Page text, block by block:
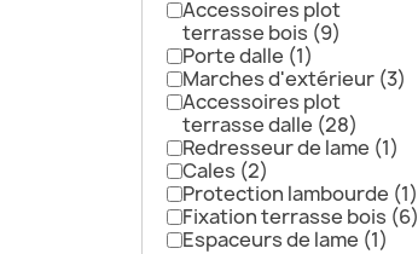
Accessoires plot
terrasse bois (9)
Porte dalle (1)
Marches d'extérieur (3)
Accessoires plot
terrasse dalle (28)
Redresseur de lame (1)
Cales (2)
Protection lambourde (1)
Fixation terrasse bois (6)
Espaceurs de lame (1)